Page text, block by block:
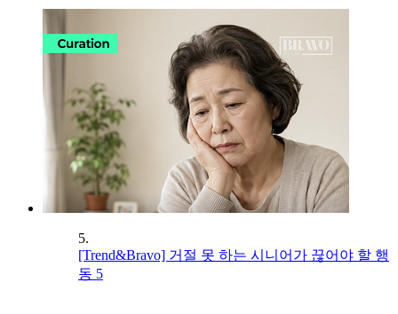
5.
[Trend&Bravo] 거절 못 하는 시니어가 끊어야 할 행
동 5